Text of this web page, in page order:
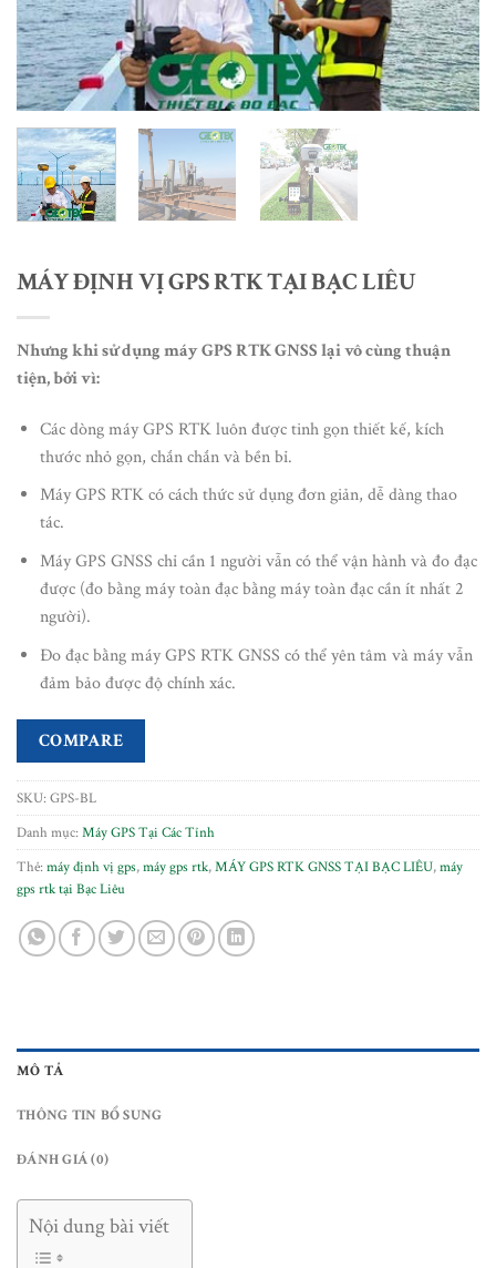
MÁY ĐỊNH VỊ GPS RTK TẠI BẠC LIÊU
Nhưng khi sử dụng máy GPS RTK GNSS lại vô cùng thuận
tiện, bởi vì:
Các dòng máy GPS RTK luôn được tinh gọn thiết kế, kích
thước nhỏ gọn, chắn chắn và bền bỉ.
Máy GPS RTK có cách thức sử dụng đơn giản, dễ dàng thao
tác.
Máy GPS GNSS chỉ cần 1 người vẫn có thể vận hành và đo đạc
được (đo bằng máy toàn đạc bằng máy toàn đạc cần ít nhất 2
người).
Đo đạc bằng máy GPS RTK GNSS có thể yên tâm và máy vẫn
đảm bảo được độ chính xác.
COMPARE
SKU: GPS-BL
Danh mục: Máy GPS Tại Các Tỉnh
Thẻ: máy định vị gps,máy gps rtk,MÁY GPS RTK GNSS TẠI BẠC LIÊU,máy
gps rtk tại Bạc Liêu
MÔ TẢ
THÔNG TIN BỔ SUNG
ĐÁNH GIÁ (0)
Nội dung bài viết